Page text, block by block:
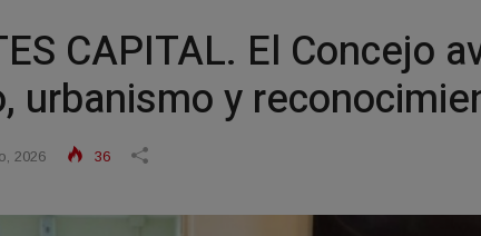
CAPITAL. El Concejo
urbanismo y
2026 36